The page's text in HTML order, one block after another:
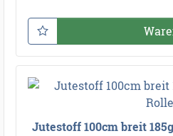
Jutestoff 100cm breit